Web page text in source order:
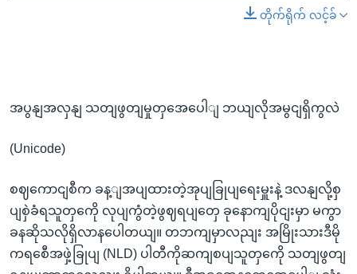
တိုက်ရိုက် လင့်ခ်
အပွနျအလှနျ သတျဖွတျမှုတှအေပေါျ ဘယျလိုအမွငျရှိကွလဲ
(Unicode)
စဈကောငျစီက ခန့ျအပျထားတဲ့အုပျခြုပျရေးမှူးနဲ့ ဒလနျလို့စှ
ပျစှဲခံရသူတှကေို လုပျကွံတဲ့ဖွဈရပျတှေ ခုနောကျပိုငျးမှာ မကွာ
ခနဆိုသလိုရှိလာနပေါတယျ။ တဘကျမှာလညျး အမြိုးသားဒီမို
ကရစေီအဖှဲ့ခြုပျ (NLD) ပါတီကိုဆကျစပျသူတှကေို သတျဖွတျ